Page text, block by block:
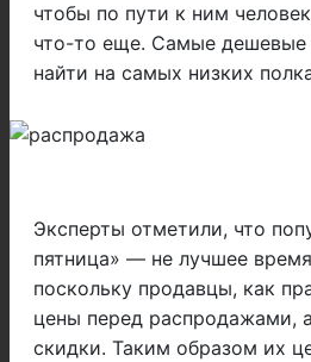
чтобы по пути к ним
что-то еще. Самые
найти на самых низких
Эксперты отметили, что
пятница» — не лучшее
поскольку продавцы, как
цены перед распродажами,
скидки. Таким образом их